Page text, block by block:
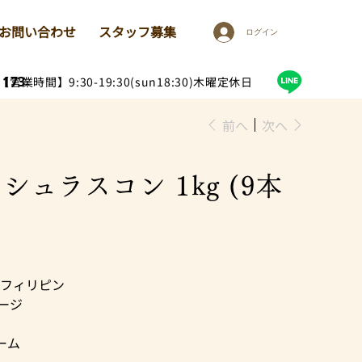
営業時間】9:30-19:30(sun18:30)木曜定休日
問い合わせ スタッフ募集 ログイン
前へ 次へ
ュラスコン 1kg (9本
ィリピン
ジ
ム